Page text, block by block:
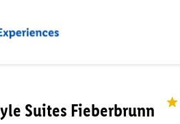
Suites Fieberbrunn